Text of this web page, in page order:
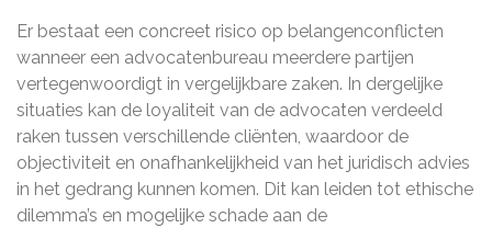
Er bestaat een concreet risico op belangenconflicten
wanneer een advocatenbureau meerdere partijen
vertegenwoordigt in vergelijkbare zaken. In dergelijke
situaties kan de loyaliteit van de advocaten verdeeld
raken tussen verschillende cliënten, waardoor de
objectiviteit en onafhankelijkheid van het juridisch advies
in het gedrang kunnen komen. Dit kan leiden tot ethische
dilemma’s en mogelijke schade aan de